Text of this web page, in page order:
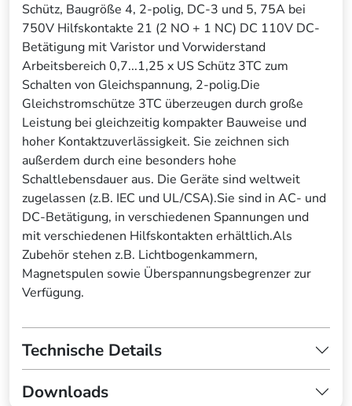
Schütz, Baugröße 4, 2-polig, DC-3 und 5, 75A bei
750V Hilfskontakte 21 (2 NO + 1 NC) DC 110V DC-
Betätigung mit Varistor und Vorwiderstand
Arbeitsbereich 0,7...1,25 x US Schütz 3TC zum
Schalten von Gleichspannung, 2-polig.Die
Gleichstromschütze 3TC überzeugen durch große
Leistung bei gleichzeitig kompakter Bauweise und
hoher Kontaktzuverlässigkeit. Sie zeichnen sich
außerdem durch eine besonders hohe
Schaltlebensdauer aus. Die Geräte sind weltweit
zugelassen (z.B. IEC und UL/CSA).Sie sind in AC- und
DC-Betätigung, in verschiedenen Spannungen und
mit verschiedenen Hilfskontakten erhältlich.Als
Zubehör stehen z.B. Lichtbogenkammern,
Magnetspulen sowie Überspannungsbegrenzer zur
Verfügung.
Technische Details
Downloads